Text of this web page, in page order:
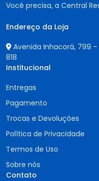
Você precisa, a Central
Endereço da Loja
Avenida Inhacorá, 799 -
818
Institucional
Entregas
Pagamento
Trocas e Devoluções
Política de Privacidade
Termos de Uso
Sobre nós
Contato